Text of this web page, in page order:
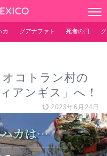
カ グアナファト 死者の日
コトラン村の
アンギス」へ！
2023年6月24日